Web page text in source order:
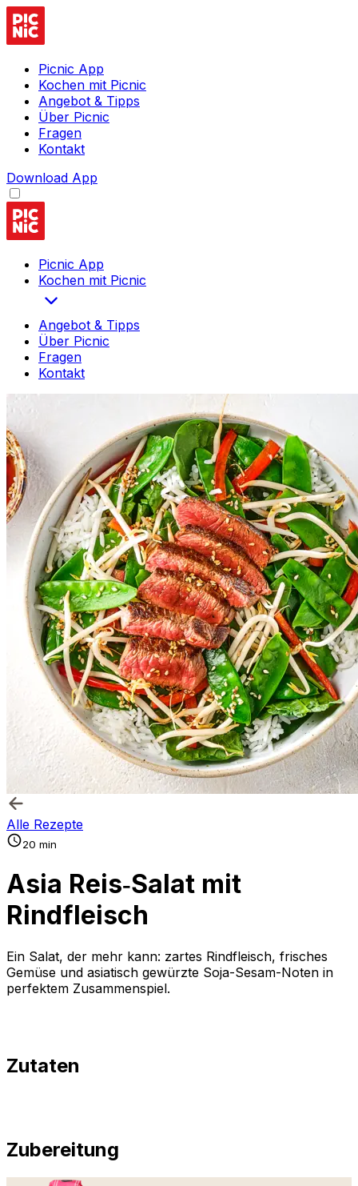
Picnic App
Kochen mit Picnic
Angebot & Tipps
Über Picnic
Fragen
Kontakt
Download App
Picnic App
Kochen mit Picnic
Angebot & Tipps
Über Picnic
Fragen
Kontakt
Alle Rezepte
20 min
Asia Reis‑Salat mit
Rindfleisch
Ein Salat, der mehr kann: zartes Rindfleisch, frisches
Gemüse und asiatisch gewürzte Soja-Sesam-Noten in
perfektem Zusammenspiel.
Zutaten
Zubereitung